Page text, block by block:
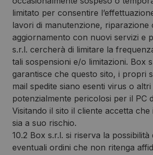
limitato per consentire
lavori di manutenzione, riparazione
aggiornamento con nuovi servizi e
s.r.l. cercherà di limitare la
tali sospensioni e/o limitazioni. Box
garantisce che questo sito, i propri
mail spedite siano esenti virus o
potenzialmente pericolosi per il PC
Visitando il sito il cliente accetta
sia a suo rischio.
10.2 Box s.r.l. si riserva la possibilità
eventuali ordini che non ritenga